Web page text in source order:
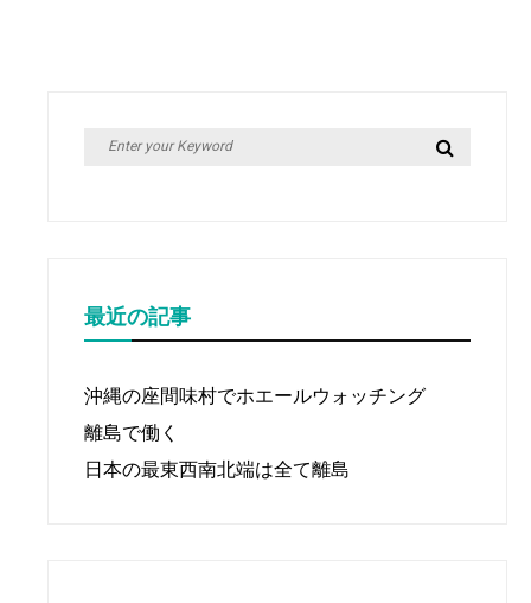
Search
最近の記事
沖縄の座間味村でホエールウォッチング
離島で働く
日本の最東西南北端は全て離島